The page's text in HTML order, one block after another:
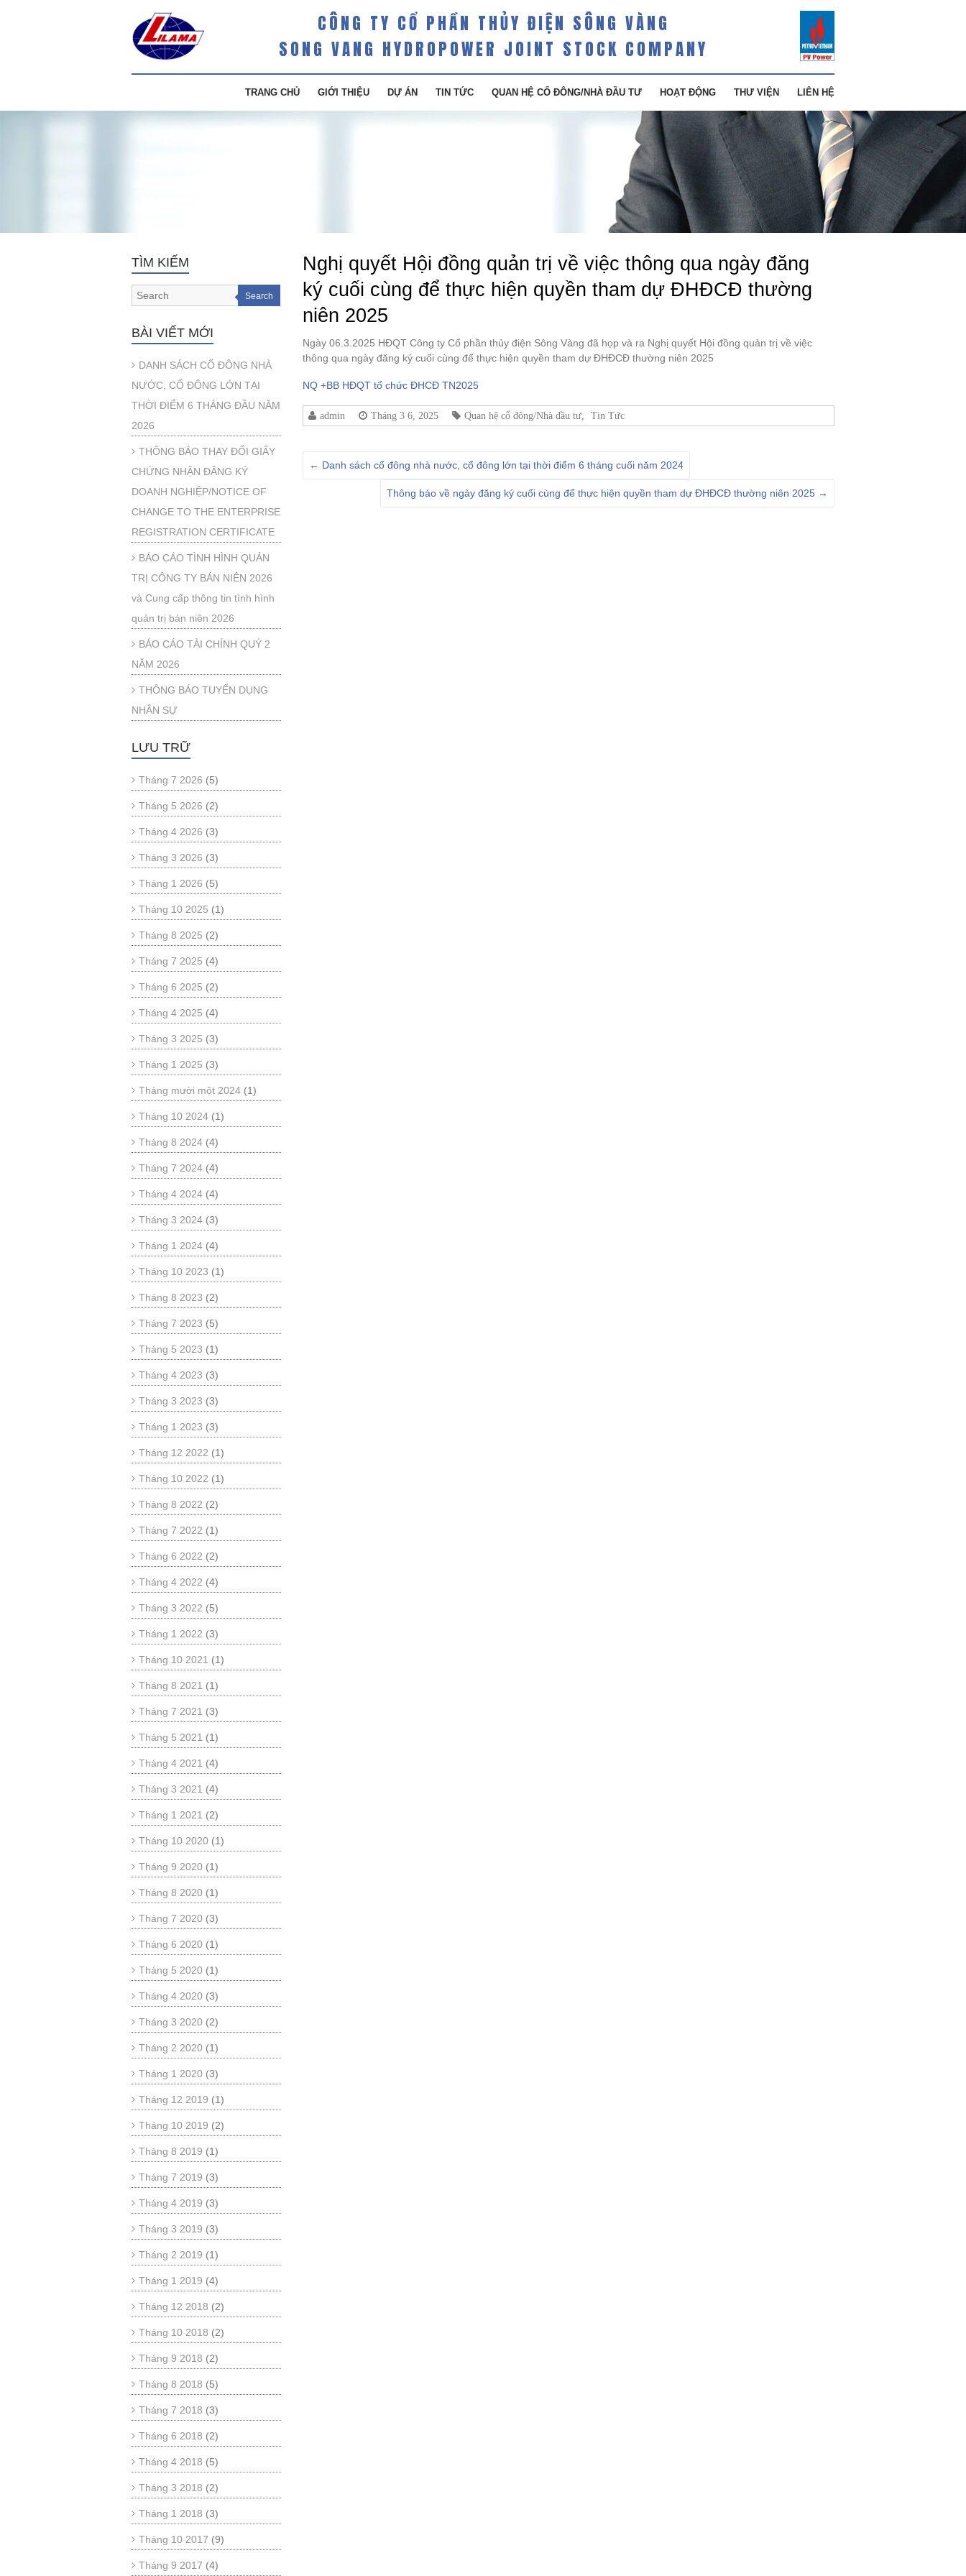
CÔNG TY CỔ PHẦN THỦY ĐIỆN SÔNG VÀNG
SONG VANG HYDROPOWER JOINT STOCK COMPANY
TRANG CHỦ GIỚI THIỆU DỰ ÁN TIN TỨC QUAN HỆ CỔ ĐÔNG/NHÀ ĐẦU TƯ HOẠT ĐỘNG THƯ VIỆN LIÊN HỆ
Nghị quyết Hội đồng quản trị về việc thông qua ngày đăng
ký cuối cùng để thực hiện quyền tham dự ĐHĐCĐ thường
niên 2025
Ngày 06.3.2025 HĐQT Công ty Cổ phần thủy điện Sông Vàng đã họp và ra Nghị quyết Hội đồng quản trị về việc
thông qua ngày đăng ký cuối cùng để thực hiện quyền tham dự ĐHĐCĐ thường niên 2025
NQ +BB HĐQT tổ chức ĐHCĐ TN2025
admin Tháng 3 6, 2025 Quan hệ cổ đông/Nhà đầu tư Tin Tức
← Danh sách cổ đông nhà nước, cổ đông lớn tại thời điểm 6 tháng cuối năm 2024
Thông báo về ngày đăng ký cuối cùng để thực hiện quyền tham dự ĐHĐCĐ thường niên 2025 →
TÌM KIẾM
Search
BÀI VIẾT MỚI
DANH SÁCH CỔ ĐÔNG NHÀ
NƯỚC, CỔ ĐÔNG LỚN TẠI
THỜI ĐIỂM 6 THÁNG ĐẦU NĂM
2026
THÔNG BÁO THAY ĐỔI GIẤY
CHỨNG NHẬN ĐĂNG KÝ
DOANH NGHIỆP/NOTICE OF
CHANGE TO THE ENTERPRISE
REGISTRATION CERTIFICATE
BÁO CÁO TÌNH HÌNH QUẢN
TRỊ CÔNG TY BÁN NIÊN 2026
và Cung cấp thông tin tình hình
quản trị bán niên 2026
BÁO CÁO TÀI CHÍNH QUÝ 2
NĂM 2026
THÔNG BÁO TUYỂN DỤNG
NHÂN SỰ
LƯU TRỮ
Tháng 7 2026 (5)
Tháng 5 2026 (2)
Tháng 4 2026 (3)
Tháng 3 2026 (3)
Tháng 1 2026 (5)
Tháng 10 2025 (1)
Tháng 8 2025 (2)
Tháng 7 2025 (4)
Tháng 6 2025 (2)
Tháng 4 2025 (4)
Tháng 3 2025 (3)
Tháng 1 2025 (3)
Tháng mười một 2024 (1)
Tháng 10 2024 (1)
Tháng 8 2024 (4)
Tháng 7 2024 (4)
Tháng 4 2024 (4)
Tháng 3 2024 (3)
Tháng 1 2024 (4)
Tháng 10 2023 (1)
Tháng 8 2023 (2)
Tháng 7 2023 (5)
Tháng 5 2023 (1)
Tháng 4 2023 (3)
Tháng 3 2023 (3)
Tháng 1 2023 (3)
Tháng 12 2022 (1)
Tháng 10 2022 (1)
Tháng 8 2022 (2)
Tháng 7 2022 (1)
Tháng 6 2022 (2)
Tháng 4 2022 (4)
Tháng 3 2022 (5)
Tháng 1 2022 (3)
Tháng 10 2021 (1)
Tháng 8 2021 (1)
Tháng 7 2021 (3)
Tháng 5 2021 (1)
Tháng 4 2021 (4)
Tháng 3 2021 (4)
Tháng 1 2021 (2)
Tháng 10 2020 (1)
Tháng 9 2020 (1)
Tháng 8 2020 (1)
Tháng 7 2020 (3)
Tháng 6 2020 (1)
Tháng 5 2020 (1)
Tháng 4 2020 (3)
Tháng 3 2020 (2)
Tháng 2 2020 (1)
Tháng 1 2020 (3)
Tháng 12 2019 (1)
Tháng 10 2019 (2)
Tháng 8 2019 (1)
Tháng 7 2019 (3)
Tháng 4 2019 (3)
Tháng 3 2019 (3)
Tháng 2 2019 (1)
Tháng 1 2019 (4)
Tháng 12 2018 (2)
Tháng 10 2018 (2)
Tháng 9 2018 (2)
Tháng 8 2018 (5)
Tháng 7 2018 (3)
Tháng 6 2018 (2)
Tháng 4 2018 (5)
Tháng 3 2018 (2)
Tháng 1 2018 (3)
Tháng 10 2017 (9)
Tháng 9 2017 (4)